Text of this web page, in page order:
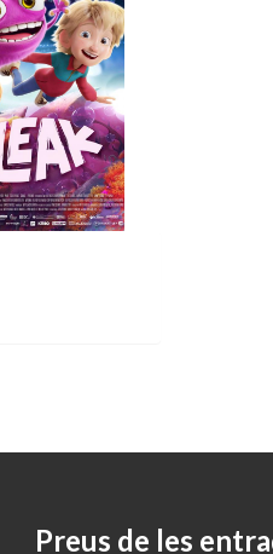
Preus de les